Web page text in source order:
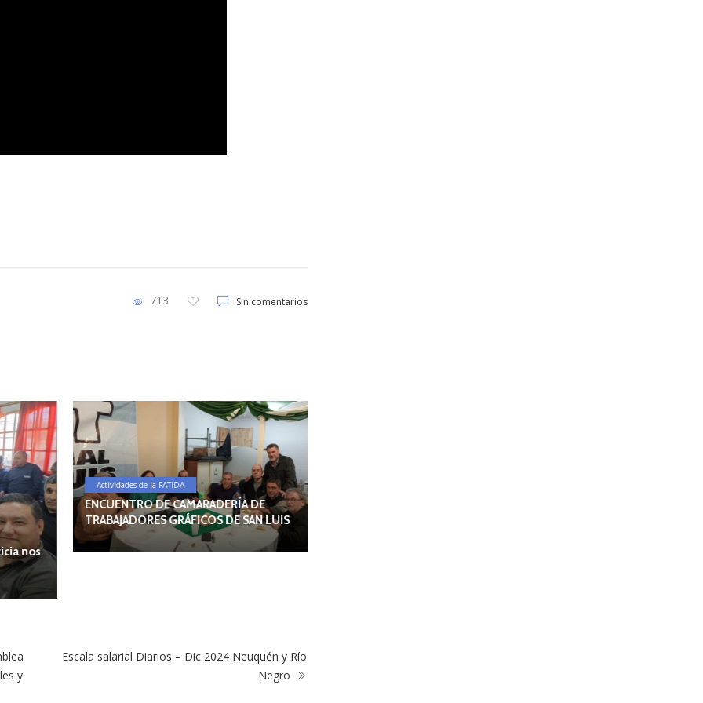
713 Sin comentarios
Actividades de la FATIDA
ENCUENTRO DE CAMARADERÍA DE
TRABAJADORES GRÁFICOS DE SAN LUIS
y
Escala salarial Diarios – Dic 2024 Neuquén y Río
Negro